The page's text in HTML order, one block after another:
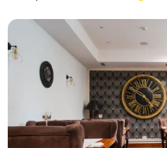
Sala Brązowa